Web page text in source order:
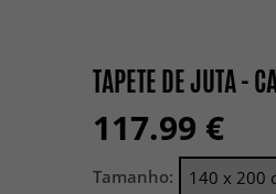
TAPETE DE JUTA -
117.99 €
Tamanho: